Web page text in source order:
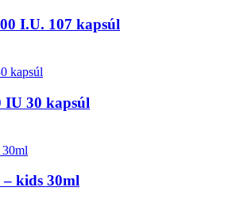
I.U. 107 kapsúl
30 kapsúl
kids 30ml